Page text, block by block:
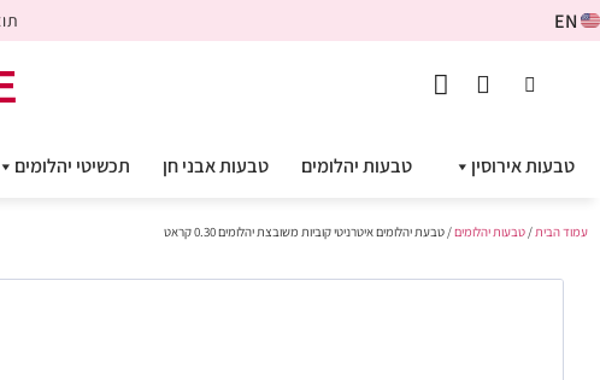
EN
טבעות אירוסין טבעות יהלומים טבעות אבני חן תכשיטי יהלומים
עמוד הבית/טבעות יהלומים/ טבעת יהלומים איטרניטי קוביות משובצת יהלומים 0.30 קראט